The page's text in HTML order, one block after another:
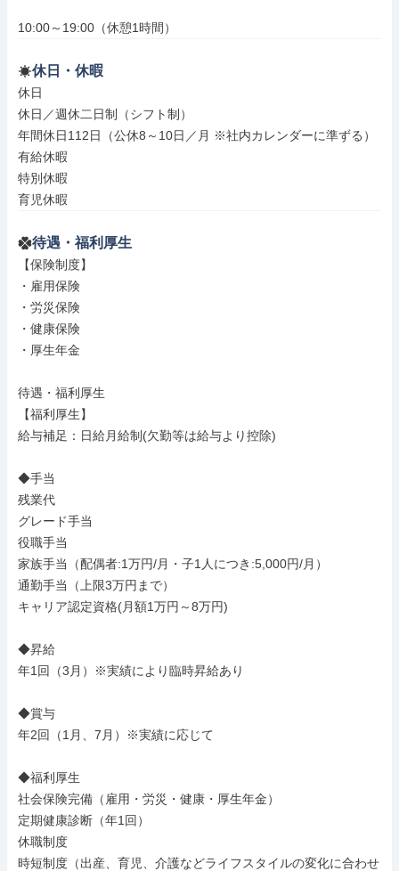
10:00～19:00（休憩1時間）
休日・休暇
休日
休日／週休二日制（シフト制）
年間休日112日（公休8～10日／月 ※社内カレンダーに準ずる）
有給休暇
特別休暇
育児休暇
待遇・福利厚生
【保険制度】
・雇用保険
・労災保険
・健康保険
・厚生年金
待遇・福利厚生
【福利厚生】
給与補足：日給月給制(欠勤等は給与より控除)
◆手当
残業代
グレード手当
役職手当
家族手当（配偶者:1万円/月・子1人につき:5,000円/月）
通勤手当（上限3万円まで）
キャリア認定資格(月額1万円～8万円)
◆昇給
年1回（3月）※実績により臨時昇給あり
◆賞与
年2回（1月、7月）※実績に応じて
◆福利厚生
社会保険完備（雇用・労災・健康・厚生年金）
定期健康診断（年1回）
休職制度
時短制度（出産、育児、介護などライフスタイルの変化に合わせ